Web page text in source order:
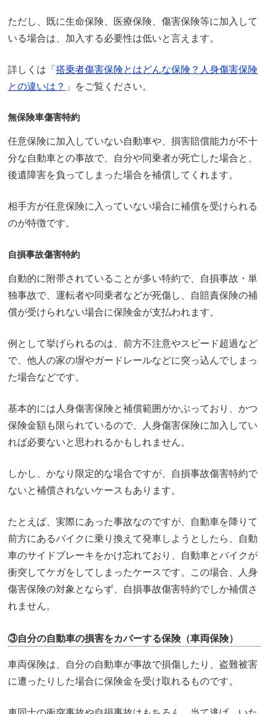
ただし、既に生命保険、医療保険、傷害保険等に加入して
いる場合は、加入する必要性は低いと言えます。
詳しくは「 搭乗者傷害保険とはどんな保険？人身傷害保険
との違いは？ 」をご覧ください。
無保険車傷害特約
任意保険に加入していない自動車や、損害賠償能力が不十
分な自動車との事故で、自分や同乗者が死亡した場合と、
後遺障害を負ってしまった場合を補償してくれます。
相手方が任意保険に入っていない場合に補償を受けられる
のが特徴です。
自損事故傷害特約
自動的に附帯されていることが多い特約で、自損事故・単
独事故で、運転者や同乗者などが死傷し、自賠責保険の補
償が受けられない場合に保険金が支払われます。
例として挙げられるのは、前方不注意やスピード超過など
で、他人の家の塀やガードレールなどに突っ込んでしまっ
た場合などです。
基本的には人身傷害保険と補償範囲がかぶっており、かつ
保険金額も限られているので、人身傷害保険に加入してい
れば必要ないと思われるかもしれません。
しかし、かなり限定的な場合ですが、自損事故傷害特約で
ないと補償されないケースもあります。
たとえば、実際にあった事故なのですが、自動車を降りて
前方にあるバイクに乗り換えて発車しようとしたら、自動
車のサイドブレーキをかけ忘れており、自動車とバイクが
衝突してケガをしてしまったケースです。この場合、人身
傷害保険の対象とならず、自損事故傷害特約でしか補償さ
れません。
③自分の自動車の損害をカバーする保険（車両保険）
車両保険は、自分の自動車が事故で損傷したり、盗難被害
に遭ったりした場合に保険金を受け取れるものです。